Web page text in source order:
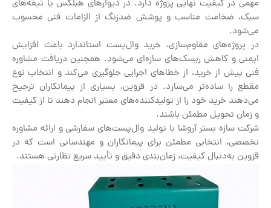
مهمی در کیفیت نهایی پروژه دارد. در دیوارهای هبلکس یا تیغه‌های
سبک، ضخامت مناسب و پوشش ضدزنگ از الزامات فنی محسوب
می‌شود.
در پروژه‌های مقاوم‌سازی، خرید وال‌پست استاندارد باعث افزایش
ایمنی و کاهش ریسک‌های سازه‌ای می‌شود. همچنین دریافت مشاوره
فنی پیش از خرید، از خطاهای اجرایی جلوگیری می‌کند و انتخاب نوع
مقطع را ساده‌تر می‌سازد. در قزوین، بسیاری از پیمانکاران ترجیح
می‌دهند خرید خود را از تولیدکننده‌های معتبر انجام دهند تا از کیفیت
و زمان تحویل مطمئن باشند.
شرکت سازه بستر آروشا با تولید وال‌پست‌های سفارشی و ارائه مشاوره
تخصصی، انتخابی مطمئن برای پیمانکاران و مهندسانی است که در
قزوین به‌دنبال کیفیت، زمان‌بندی دقیق و تأیید سریع نظارتی هستند.